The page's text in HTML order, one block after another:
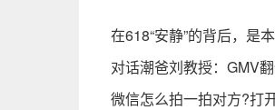
在618“安静”的背后，是
对话潮爸刘教授：GMV
微信怎么拍一拍对方?打